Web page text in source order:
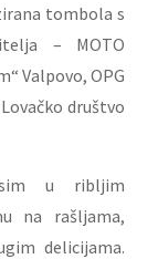
tombola s
– MOTO
Valpovo, OPG
društvo
u ribljim
na rašljama,
delicijama.